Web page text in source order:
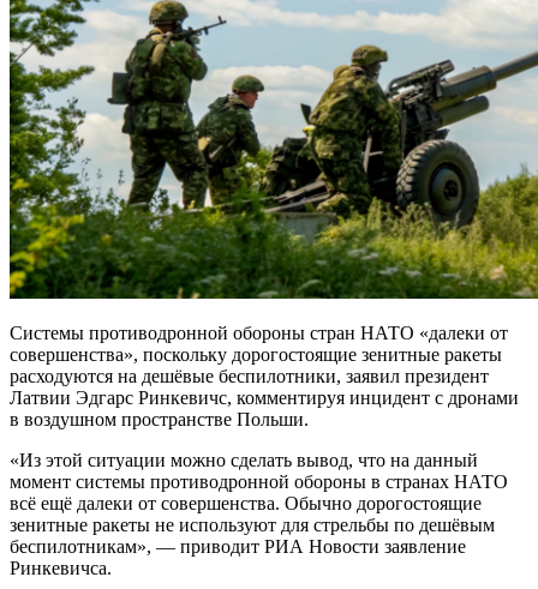
Системы противодронной обороны стран НАТО «далеки от
совершенства», поскольку дорогостоящие зенитные ракеты
расходуются на дешёвые беспилотники, заявил президент
Латвии Эдгарс Ринкевичс, комментируя инцидент с дронами
в воздушном пространстве Польши.
«Из этой ситуации можно сделать вывод, что на данный
момент системы противодронной обороны в странах НАТО
всё ещё далеки от совершенства. Обычно дорогостоящие
зенитные ракеты не используют для стрельбы по дешёвым
беспилотникам», — приводит РИА Новости заявление
Ринкевичса.